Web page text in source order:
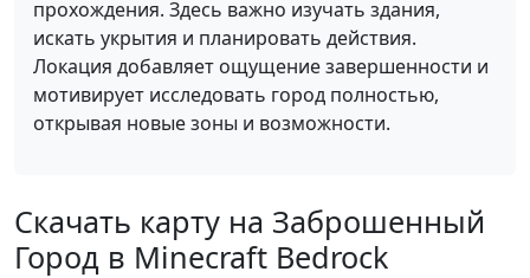
прохождения. Здесь важно изучать здания,
искать укрытия и планировать действия.
Локация добавляет ощущение завершенности и
мотивирует исследовать город полностью,
открывая новые зоны и возможности.
Скачать карту на Заброшенный
Город в Minecraft Bedrock